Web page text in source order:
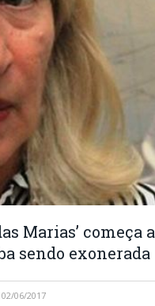
Marias’
sendo exonerada
02/06/2017